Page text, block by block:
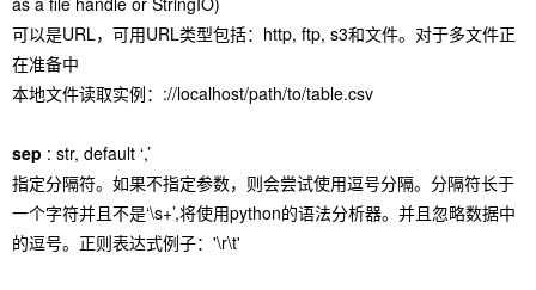
可以是URL，可用URL类型包括：http, ftp, s3和文件。对于多文件正
在准备中
本地文件读取实例：://localhost/path/to/table.csv
sep : str, default ‘,’
指定分隔符。如果不指定参数，则会尝试使用逗号分隔。分隔符长于
一个字符并且不是‘\s+’,将使用python的语法分析器。并且忽略数据中
的逗号。正则表达式例子：'\r\t'